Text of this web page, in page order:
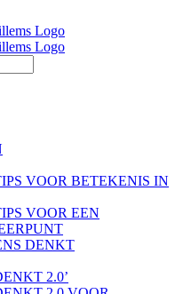
VOOR BETEKENIS IN
VOOR EEN
DENKT
2.0’